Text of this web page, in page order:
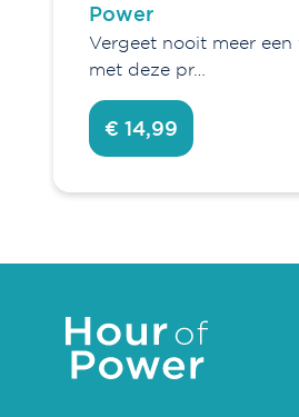
Power
Vergeet nooit meer een
met deze pr…
€ 14,99